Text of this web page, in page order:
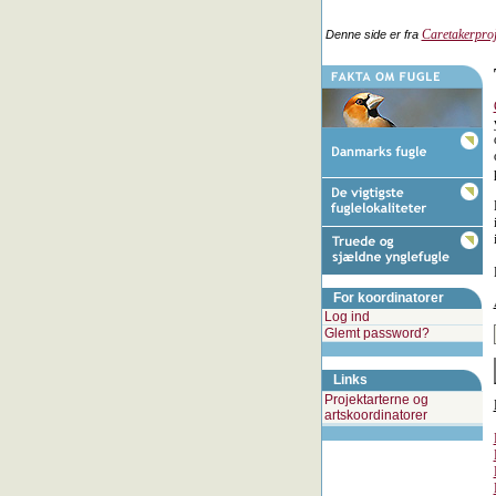
Denne side er fra
For koordinatorer
Log ind
Glemt password?
Links
Projektarterne og
artskoordinatorer